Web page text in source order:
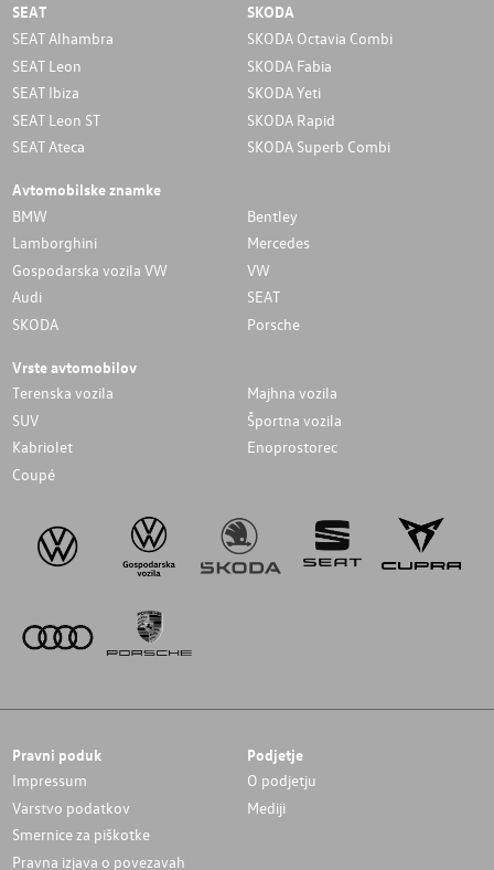
SEAT
SEAT Alhambra
SEAT Leon
SEAT Ibiza
SEAT Leon ST
SEAT Ateca
SKODA
SKODA Octavia Combi
SKODA Fabia
SKODA Yeti
SKODA Rapid
SKODA Superb Combi
Avtomobilske znamke
BMW
Bentley
Lamborghini
Mercedes
Gospodarska vozila VW
VW
Audi
SEAT
SKODA
Porsche
Vrste avtomobilov
Terenska vozila
Majhna vozila
SUV
Športna vozila
Kabriolet
Enoprostorec
Coupé
Pravni poduk
Impressum
Varstvo podatkov
Smernice za piškotke
Pravna izjava o povezavah
Podjetje
O podjetju
Mediji